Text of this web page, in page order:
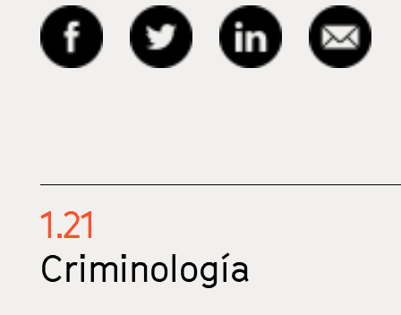
1.21
Criminología